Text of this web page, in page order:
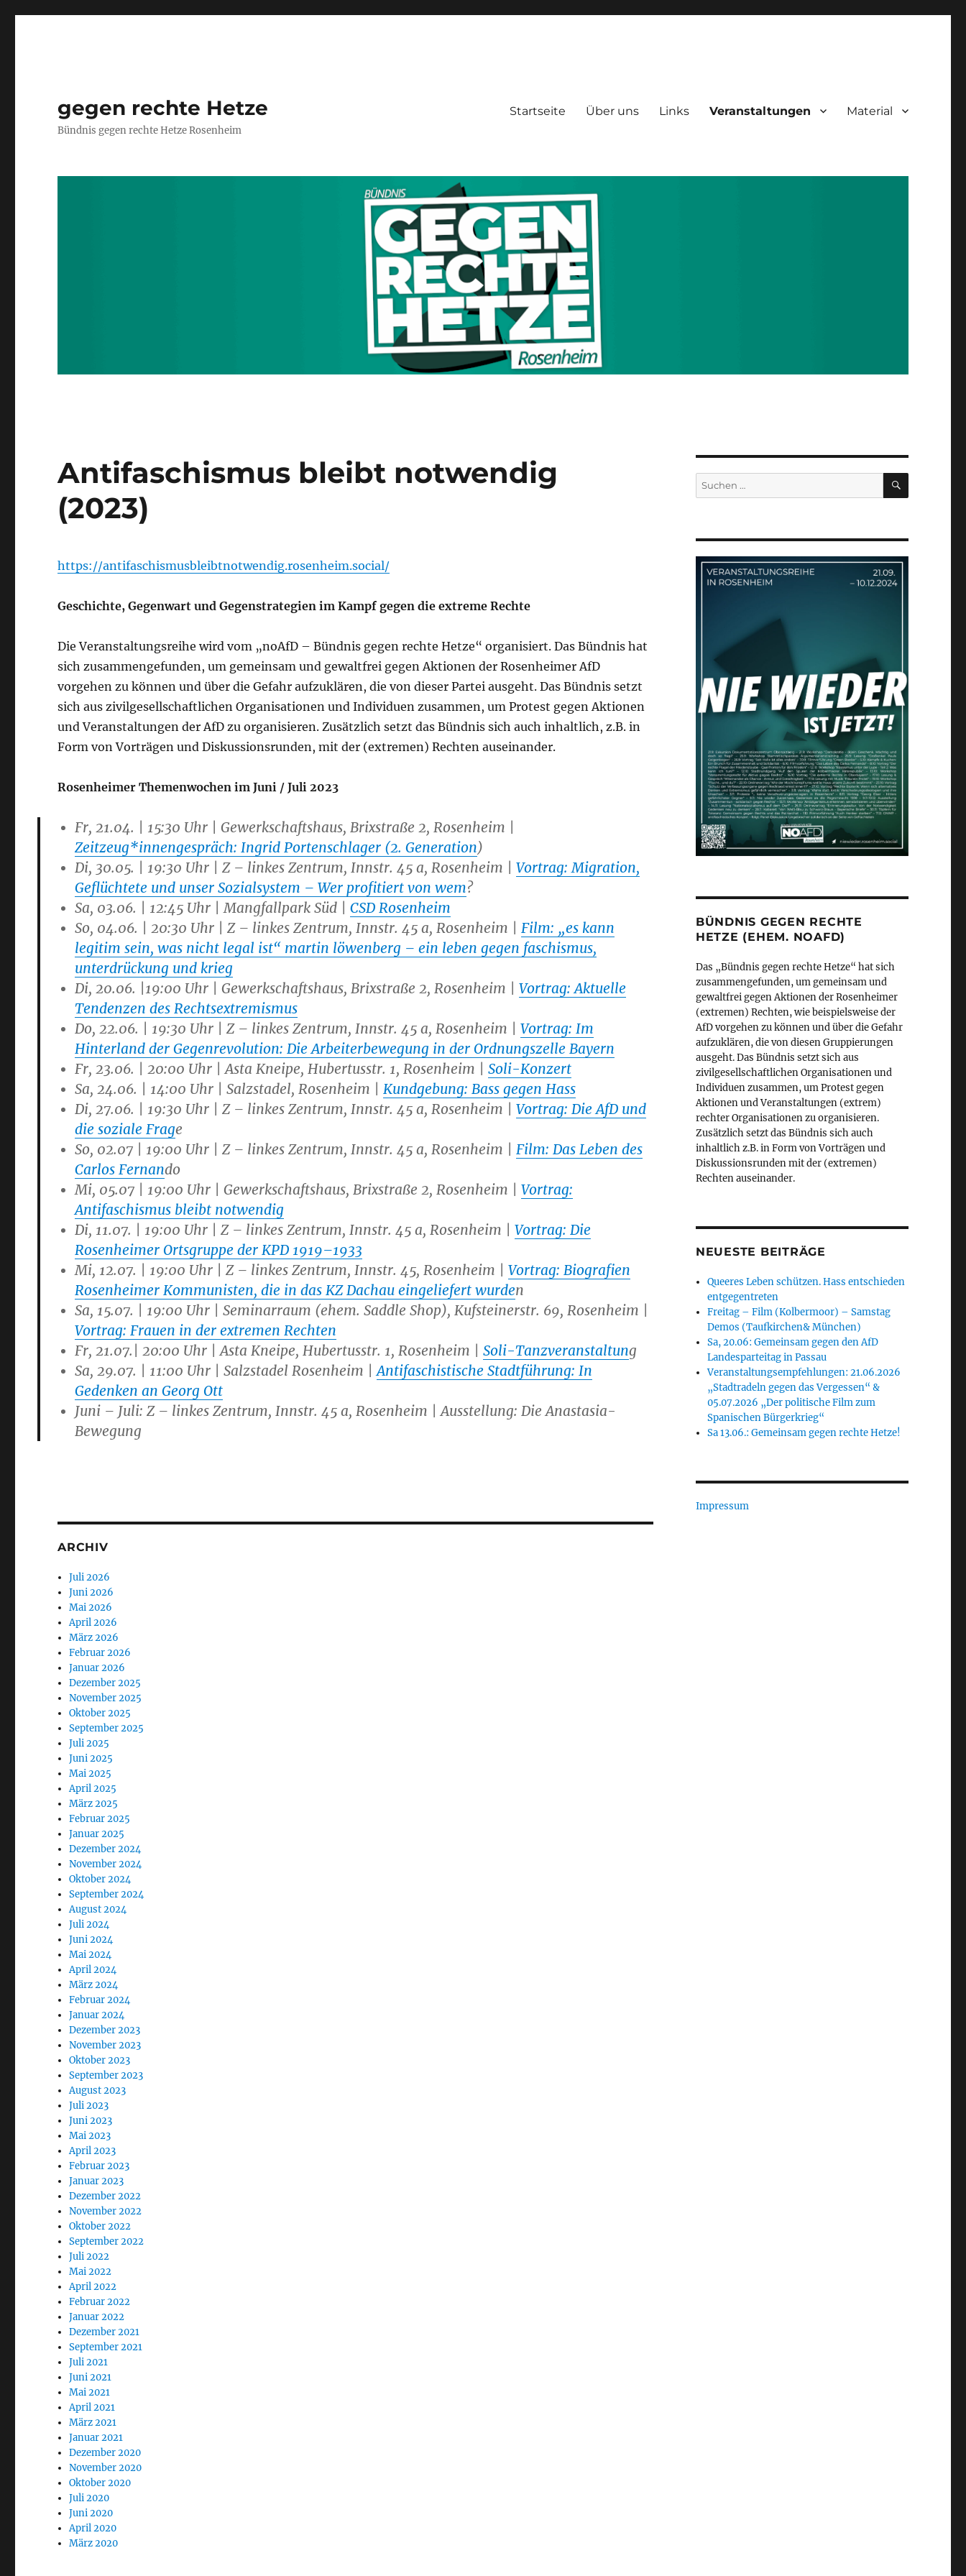
gegen rechte Hetze
Bündnis gegen rechte Hetze Rosenheim
Startseite Über uns Links Veranstaltungen Material
Antifaschismus bleibt notwendig
(2023)
https://antifaschismusbleibtnotwendig.rosenheim.social/
Geschichte, Gegenwart und Gegenstrategien im Kampf gegen die extreme Rechte
Die Veranstaltungsreihe wird vom „noAfD – Bündnis gegen rechte Hetze“ organisiert. Das Bündnis hat
sich zusammengefunden, um gemeinsam und gewaltfrei gegen Aktionen der Rosenheimer AfD
vorgehen zu können und über die Gefahr aufzuklären, die von dieser Partei ausgeht. Das Bündnis setzt
sich aus zivilgesellschaftlichen Organisationen und Individuen zusammen, um Protest gegen Aktionen
und Veranstaltungen der AfD zu organisieren. Zusätzlich setzt das Bündnis sich auch inhaltlich, z.B. in
Form von Vorträgen und Diskussionsrunden, mit der (extremen) Rechten auseinander.
Rosenheimer Themenwochen im Juni / Juli 2023
Fr, 21.04. | 15:30 Uhr | Gewerkschaftshaus, Brixstraße 2, Rosenheim |
Zeitzeug*innengespräch: Ingrid Portenschlager (2. Generation)
Di, 30.05. | 19:30 Uhr | Z – linkes Zentrum, Innstr. 45 a, Rosenheim | Vortrag: Migration,
Geflüchtete und unser Sozialsystem – Wer profitiert von wem?
Sa, 03.06. | 12:45 Uhr | Mangfallpark Süd | CSD Rosenheim
So, 04.06. | 20:30 Uhr | Z – linkes Zentrum, Innstr. 45 a, Rosenheim | Film: „es kann
legitim sein, was nicht legal ist“ martin löwenberg – ein leben gegen faschismus,
unterdrückung und krieg
Di, 20.06. |19:00 Uhr | Gewerkschaftshaus, Brixstraße 2, Rosenheim | Vortrag: Aktuelle
Tendenzen des Rechtsextremismus
Do, 22.06. | 19:30 Uhr | Z – linkes Zentrum, Innstr. 45 a, Rosenheim | Vortrag: Im
Hinterland der Gegenrevolution: Die Arbeiterbewegung in der Ordnungszelle Bayern
Fr, 23.06. | 20:00 Uhr | Asta Kneipe, Hubertusstr. 1, Rosenheim | Soli-Konzert
Sa, 24.06. | 14:00 Uhr | Salzstadel, Rosenheim | Kundgebung: Bass gegen Hass
Di, 27.06. | 19:30 Uhr | Z – linkes Zentrum, Innstr. 45 a, Rosenheim | Vortrag: Die AfD und
die soziale Frage
So, 02.07 | 19:00 Uhr | Z – linkes Zentrum, Innstr. 45 a, Rosenheim | Film: Das Leben des
Carlos Fernando
Mi, 05.07 | 19:00 Uhr | Gewerkschaftshaus, Brixstraße 2, Rosenheim | Vortrag:
Antifaschismus bleibt notwendig
Di, 11.07. | 19:00 Uhr | Z – linkes Zentrum, Innstr. 45 a, Rosenheim | Vortrag: Die
Rosenheimer Ortsgruppe der KPD 1919–1933
Mi, 12.07. | 19:00 Uhr | Z – linkes Zentrum, Innstr. 45, Rosenheim | Vortrag: Biografien
Rosenheimer Kommunisten, die in das KZ Dachau eingeliefert wurden
Sa, 15.07. | 19:00 Uhr | Seminarraum (ehem. Saddle Shop), Kufsteinerstr. 69, Rosenheim |
Vortrag: Frauen in der extremen Rechten
Fr, 21.07.| 20:00 Uhr | Asta Kneipe, Hubertusstr. 1, Rosenheim | Soli-Tanzveranstaltung
Sa, 29.07. | 11:00 Uhr | Salzstadel Rosenheim |Antifaschistische Stadtführung: In
Gedenken an Georg Ott
Juni – Juli: Z – linkes Zentrum, Innstr. 45 a, Rosenheim |Ausstellung: Die Anastasia-
Bewegung
ARCHIV
Juli 2026
Juni 2026
Mai 2026
April 2026
März 2026
Februar 2026
Januar 2026
Dezember 2025
November 2025
Oktober 2025
September 2025
Juli 2025
Juni 2025
Mai 2025
April 2025
März 2025
Februar 2025
Januar 2025
Dezember 2024
November 2024
Oktober 2024
September 2024
August 2024
Juli 2024
Juni 2024
Mai 2024
April 2024
März 2024
Februar 2024
Januar 2024
Dezember 2023
November 2023
Oktober 2023
September 2023
August 2023
Juli 2023
Juni 2023
Mai 2023
April 2023
Februar 2023
Januar 2023
Dezember 2022
November 2022
Oktober 2022
September 2022
Juli 2022
Mai 2022
April 2022
Februar 2022
Januar 2022
Dezember 2021
September 2021
Juli 2021
Juni 2021
Mai 2021
April 2021
März 2021
Januar 2021
Dezember 2020
November 2020
Oktober 2020
Juli 2020
Juni 2020
April 2020
März 2020
Suchen
nach:
SUCHEN
BÜNDNIS GEGEN RECHTE
HETZE (EHEM. NOAFD)
Das „Bündnis gegen rechte Hetze“ hat sich
zusammengefunden, um gemeinsam und
gewaltfrei gegen Aktionen der Rosenheimer
(extremen) Rechten, wie beispielsweise der
AfD vorgehen zu können und über die Gefahr
aufzuklären, die von diesen Gruppierungen
ausgeht. Das Bündnis setzt sich aus
zivilgesellschaftlichen Organisationen und
Individuen zusammen, um Protest gegen
Aktionen und Veranstaltungen (extrem)
rechter Organisationen zu organisieren.
Zusätzlich setzt das Bündnis sich auch
inhaltlich z.B. in Form von Vorträgen und
Diskussionsrunden mit der (extremen)
Rechten auseinander.
NEUESTE BEITRÄGE
Queeres Leben schützen. Hass entschieden
entgegentreten
Freitag – Film (Kolbermoor) – Samstag
Demos (Taufkirchen& München)
Sa, 20.06: Gemeinsam gegen den AfD
Landesparteitag in Passau
Veranstaltungsempfehlungen: 21.06.2026
„Stadtradeln gegen das Vergessen“ &
05.07.2026 „Der politische Film zum
Spanischen Bürgerkrieg“
Sa 13.06.: Gemeinsam gegen rechte Hetze!
Impressum